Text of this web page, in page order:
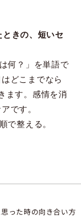
きの、短いセ
何？」を単語で
どこまでなら
ます。感情を消
です。
整える。
った時の向き合い方